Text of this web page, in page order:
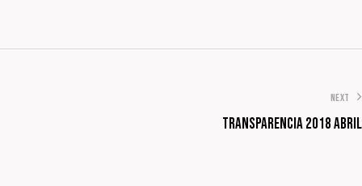
NEXT
Transparencia 2018 Abril